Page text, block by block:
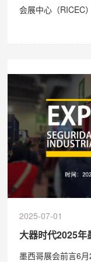
会展中心（RICEC
录仪、智能安全帽
2025-07-01
大器时代2025年
墨西哥展会前言6